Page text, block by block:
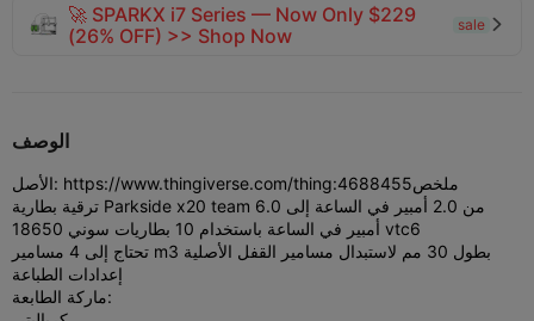
🚀 SPARKX i7 Series — Now Only $229
(26% OFF) >> Shop Now
sale 
الوصف
الأصل: https://www.thingiverse.com/thing:4688455ملخص
ترقية بطارية Parkside x20 team من 2.0 أمبير في الساعة إلى 6.0
أمبير في الساعة باستخدام 10 بطاريات سوني 18650 vtc6
تحتاج إلى 4 مسامير m3 بطول 30 مم لاستبدال مسامير القفل الأصلية
إعدادات الطباعة
ماركة الطابعة: